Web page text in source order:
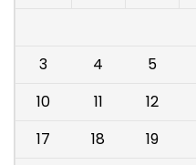
3
4 5
10
11 12
17
18 19